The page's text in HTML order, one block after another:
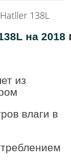
138L
на 2018
из
влаги в